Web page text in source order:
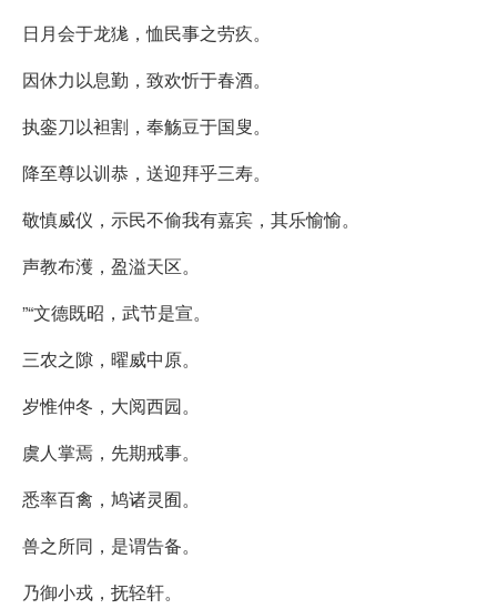
日月会于龙狵，恤民事之劳疚。
因休力以息勤，致欢忻于春酒。
执銮刀以袒割，奉觞豆于国叟。
降至尊以训恭，送迎拜乎三寿。
敬慎威仪，示民不偷我有嘉宾，其乐愉愉。
声教布濩，盈溢天区。
”“文德既昭，武节是宣。
三农之隙，曜威中原。
岁惟仲冬，大阅西园。
虞人掌焉，先期戒事。
悉率百禽，鸠诸灵囿。
兽之所同，是谓告备。
乃御小戎，抚轻轩。